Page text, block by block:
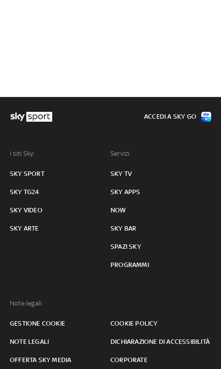
I siti Sky:
SKY SPORT
SKY TG24
SKY VIDEO
SKY ARTE
Servizi:
SKY TV
SKY APPS
NOW
SKY BAR
SPAZI SKY
PROGRAMMI
Note legali:
GESTIONE COOKIE COOKIE POLICY
NOTE LEGALI DICHIARAZIONE DI ACCESSIBILITÀ
OFFERTA SKY MEDIA CORPORATE
ACCEDI A SKY GO